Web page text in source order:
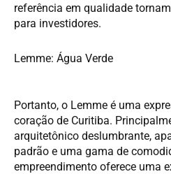
referência em qualidade
para investidores.
Lemme: Água Verde
Portanto, o Lemme é uma
coração de Curitiba.
arquitetônico deslumbrante,
padrão e uma gama de
empreendimento oferece uma